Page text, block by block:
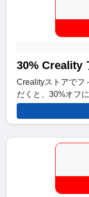
30% Creality
Crealityストアでフ
だくと、30%オフ